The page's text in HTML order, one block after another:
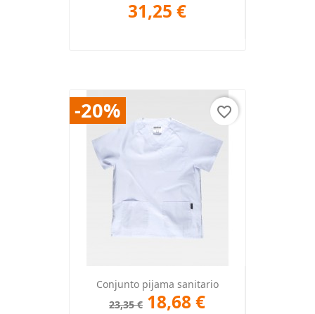
31,25 €
Conjunto pijama sanitario
23,35 € 18,68 €
-20% favorite_border